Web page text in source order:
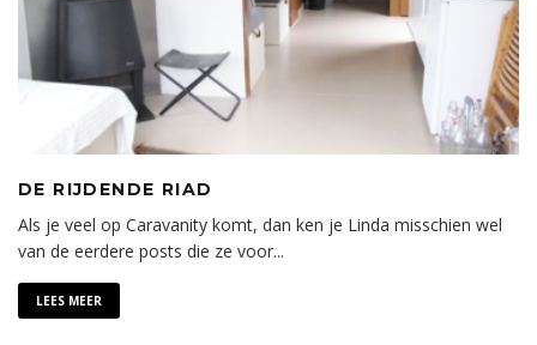
DE RIJDENDE RIAD
Als je veel op Caravanity komt, dan ken je Linda misschien wel
van de eerdere posts die ze voor...
LEES MEER